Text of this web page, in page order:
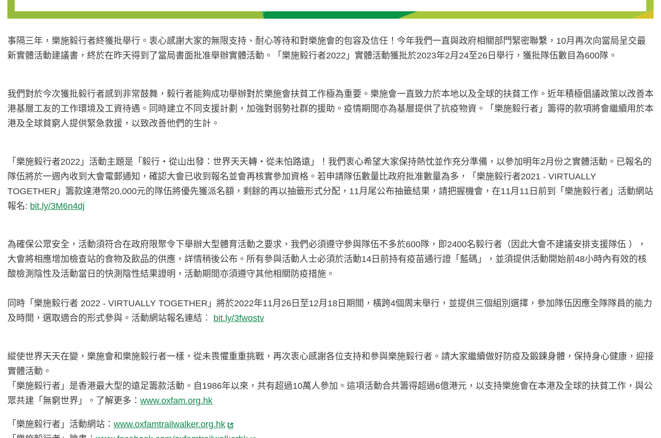
事隔三年，樂施毅行者終獲批舉行。衷心感謝大家的無限支持、耐心等待和對樂施會的包容及信任！今年我們一直與政府相關部門緊密聯繫，10月再次向當局呈交最
新實體活動建議書，終於在昨天得到了當局書面批准舉辦實體活動。「樂施毅行者2022」實體活動獲批於2023年2月24至26日舉行，獲批隊伍數目為600隊。
我們對於今次獲批毅行者感到非常鼓舞，毅行者能夠成功舉辦對於樂施會扶貧工作極為重要。樂施會一直致力於本地以及全球的扶貧工作。近年積極倡議政策以改善本
港基層工友的工作環境及工資待遇。同時建立不同支援計劃，加強對弱勢社群的援助。疫情期間亦為基層提供了抗疫物資。「樂施毅行者」籌得的款項將會繼續用於本
港及全球貧窮人提供緊急救援，以致改善他們的生計。
「樂施毅行者2022」活動主題是「毅行‧從山出發：世界天天轉‧從未怕路遠」！我們衷心希望大家保持熱忱並作充分準備，以參加明年2月份之實體活動。已報名的
隊伍將於一週內收到大會電郵通知，確認大會已收到報名並會再核實參加資格。若申請隊伍數量比政府批准數量為多，「樂施毅行者2021 - VIRTUALLY
TOGETHER」籌款達港幣20,000元的隊伍將優先獲派名額，剩餘的再以抽籤形式分配，11月尾公布抽籤結果，請把握機會，在11月11日前到「樂施毅行者」活動網站
報名: bit.ly/3M6n4dj
為確保公眾安全，活動須符合在政府限聚令下舉辦大型體育活動之要求，我們必須遵守參與隊伍不多於600隊，即2400名毅行者（因此大會不建議安排支援隊伍 ），
大會將相應增加檢查站的食物及飲品的供應，詳情稍後公布。所有參與活動人士必須於活動14日前持有疫苗通行證「藍碼」，並須提供活動開始前48小時內有效的核
酸檢測陰性及活動當日的快測陰性結果證明，活動期間亦須遵守其他相關防疫措施。
同時「樂施毅行者 2022 - VIRTUALLY TOGETHER」將於2022年11月26日至12月18日期間，橫跨4個周末舉行，並提供三個組別選擇，參加隊伍因應全隊隊員的能力
及時間，選取適合的形式參與。活動網站報名連結︰ bit.ly/3fwostv
縱使世界天天在變，樂施會和樂施毅行者一樣，從未畏懼重重挑戰，再次衷心感謝各位支持和參與樂施毅行者。請大家繼續做好防疫及鍛鍊身體，保持身心健康，迎接
實體活動。
「樂施毅行者」是香港最大型的遠足籌款活動。自1986年以來，共有超過10萬人參加。這項活動合共籌得超過6億港元，以支持樂施會在本港及全球的扶貧工作，與公
眾共建「無窮世界」。了解更多： www.oxfam.org.hk
「樂施毅行者」活動網站： www.oxfamtrailwalker.org.hk